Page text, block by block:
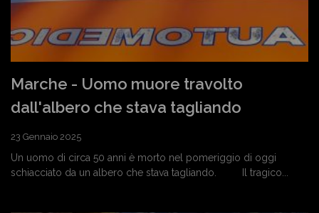
Marche - Uomo muore travolto
dall'albero che stava tagliando
23 Gennaio 2025
Un uomo di circa 50 anni è morto nel pomeriggio di oggi
schiacciato da un albero che stava tagliando. Il tragico...